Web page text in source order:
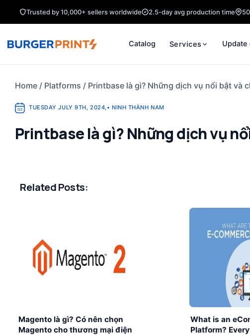
Trusted by 10,000+ sellers worldwide 2.5-day avg production time
Catalog Services
Home / Platforms / Printbase là gì? Những dịch vụ nổi bật và
TUESDAY JULY 9TH, 2024,• NINH THÀNH NAM
Printbase là gì? Những dịch vụ
Related Posts:
Magento là gì? Có nên chọn
Magento cho thương mại điện
What is an
Platform?